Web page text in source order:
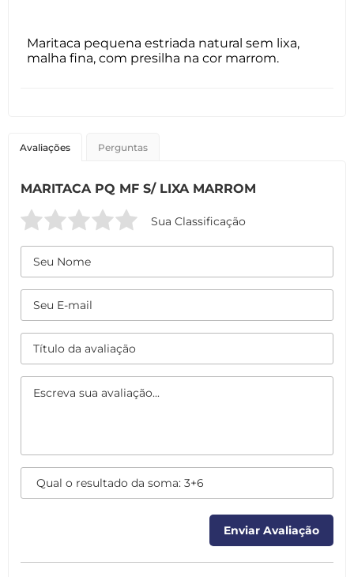
Maritaca pequena estriada natural sem lixa,
malha fina, com presilha na cor marrom.
Avaliações Perguntas
MARITACA PQ MF S/ LIXA MARROM
Sua Classificação